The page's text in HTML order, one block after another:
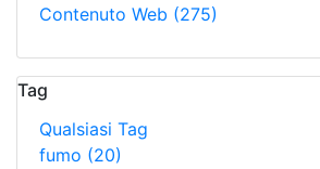
Contenuto Web (275)
Tag
Qualsiasi Tag
fumo (20)